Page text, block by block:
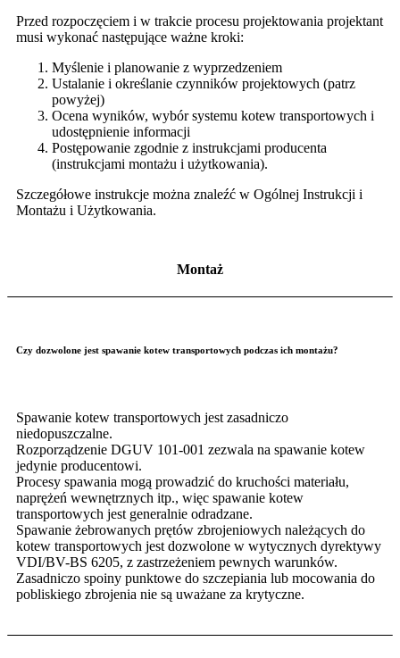
Przed rozpoczęciem i w trakcie procesu projektowania projektant
musi wykonać następujące ważne kroki:
Myślenie i planowanie z wyprzedzeniem
Ustalanie i określanie czynników projektowych (patrz
powyżej)
Ocena wyników, wybór systemu kotew transportowych i
udostępnienie informacji
Postępowanie zgodnie z instrukcjami producenta
(instrukcjami montażu i użytkowania).
Szczegółowe instrukcje można znaleźć w Ogólnej Instrukcji i
Montażu i Użytkowania.
Montaż
Czy dozwolone jest spawanie kotew transportowych podczas ich montażu?
Spawanie kotew transportowych jest zasadniczo
niedopuszczalne.
Rozporządzenie DGUV 101-001 zezwala na spawanie kotew
jedynie producentowi.
Procesy spawania mogą prowadzić do kruchości materiału,
naprężeń wewnętrznych itp., więc spawanie kotew
transportowych jest generalnie odradzane.
Spawanie żebrowanych prętów zbrojeniowych należących do
kotew transportowych jest dozwolone w wytycznych dyrektywy
VDI/BV-BS 6205, z zastrzeżeniem pewnych warunków.
Zasadniczo spoiny punktowe do szczepiania lub mocowania do
pobliskiego zbrojenia nie są uważane za krytyczne.